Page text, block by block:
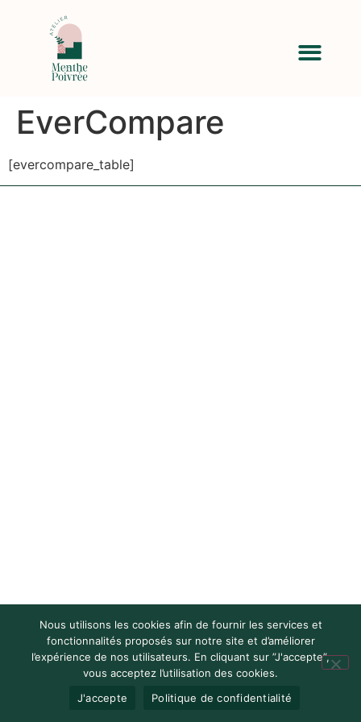
EverCompare
[evercompare_table]
Nous utilisons les cookies afin de fournir les services et
fonctionnalités proposés sur notre site et d’améliorer
l’expérience de nos utilisateurs. En cliquant sur ”J'accepte”,
vous acceptez l’utilisation des cookies.
J'accepte
Politique de confidentialité